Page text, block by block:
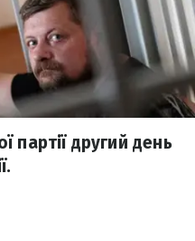
партії другий день